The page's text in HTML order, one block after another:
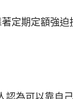
定期定額強